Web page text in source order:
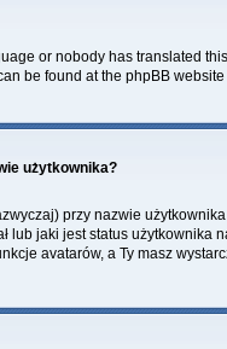
or nobody has translated
be found at the phpBB
użytkownika?
przy nazwie
lub jaki jest status
avatarów, a Ty masz